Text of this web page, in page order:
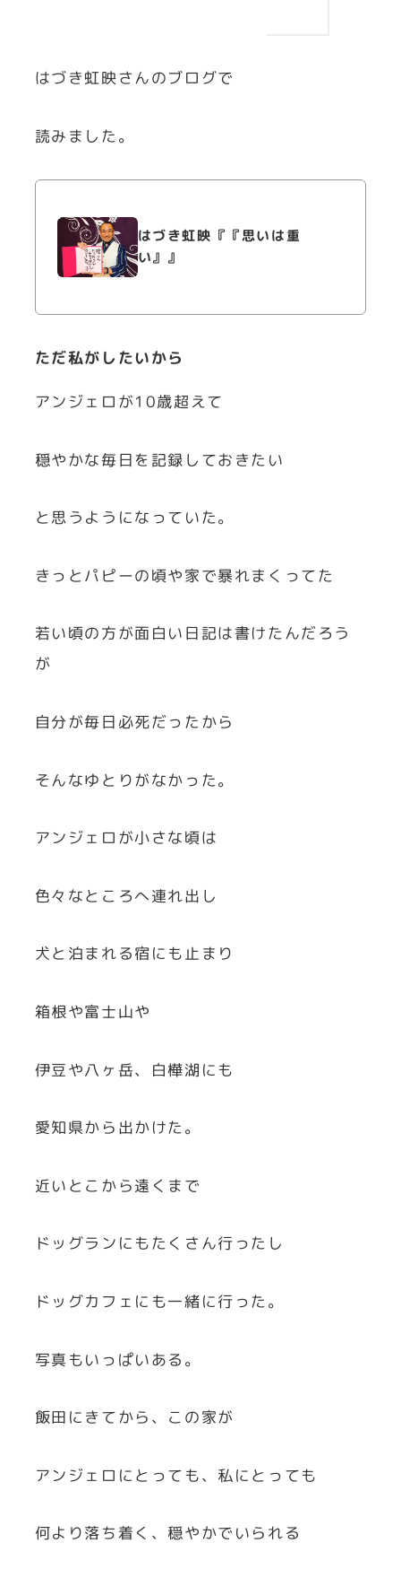
はづき虹映さんのブログで
読みました。
はづき虹映『『思いは重
い』』
ただ私がしたいから
アンジェロが10歳超えて
穏やかな毎日を記録しておきたい
と思うようになっていた。
きっとパピーの頃や家で暴れまくってた
若い頃の方が面白い日記は書けたんだろう
が
自分が毎日必死だったから
そんなゆとりがなかった。
アンジェロが小さな頃は
色々なところへ連れ出し
犬と泊まれる宿にも止まり
箱根や富士山や
伊豆や八ヶ岳、白樺湖にも
愛知県から出かけた。
近いとこから遠くまで
ドッグランにもたくさん行ったし
ドッグカフェにも一緒に行った。
写真もいっぱいある。
飯田にきてから、この家が
アンジェロにとっても、私にとっても
何より落ち着く、穏やかでいられる